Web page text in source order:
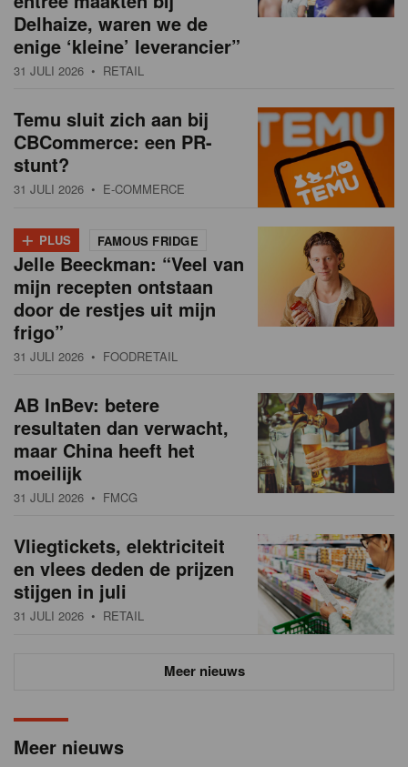
Meer nieuws
Delhaize, waren we de
enige ‘kleine’ leverancier”
31 JULI 2026 • RETAIL
Temu sluit zich aan bij
CBCommerce: een PR-
stunt?
31 JULI 2026 • E-COMMERCE
+ PLUS FAMOUS FRIDGE
Jelle Beeckman: “Veel van
mijn recepten ontstaan
door de restjes uit mijn
frigo”
31 JULI 2026 • FOODRETAIL
AB InBev: betere
resultaten dan verwacht,
maar China heeft het
moeilijk
31 JULI 2026 • FMCG
Vliegtickets, elektriciteit
en vlees deden de prijzen
stijgen in juli
31 JULI 2026 • RETAIL
Meer nieuws